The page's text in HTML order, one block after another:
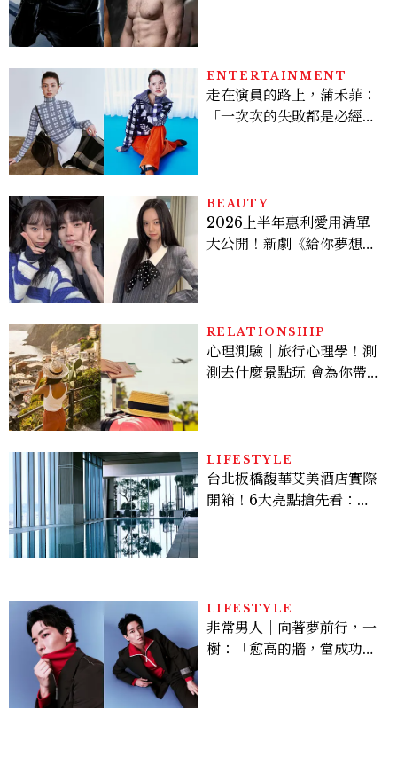
ENTERTAINMENT
走在演員的路上，蒲禾菲：
「一次次的失敗都是必經過
BEAUTY
2026上半年惠利愛用清單
大公開！新劇《給你夢想》
RELATIONSHIP
心理測驗｜旅行心理學！測
測去什麼景點玩 會為你帶來
LIFESTYLE
台北板橋馥華艾美酒店實際
開箱！6大亮點搶先看：新
LIFESTYLE
非常男人｜向著夢前行，一
樹：「愈高的牆，當成功爬